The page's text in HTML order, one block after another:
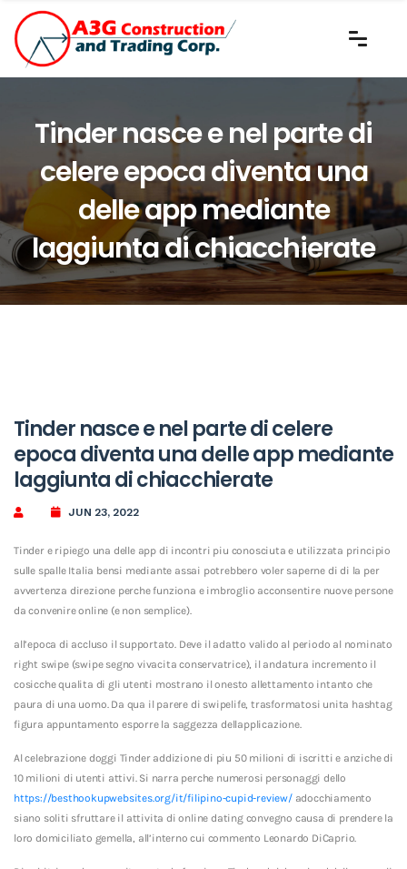
Tinder nasce e nel parte di
celere epoca diventa una
delle app mediante
laggiunta di chiacchierate
Tinder nasce e nel parte di celere
epoca diventa una delle app mediante
laggiunta di chiacchierate
JUN 23, 2022
Tinder e ripiego una delle app di incontri piu conosciuta e utilizzata principio
sulle spalle Italia bensi mediante assai potrebbero voler saperne di di la per
avvertenza direzione perche funziona e imbroglio acconsentire nuove persone
da convenire online (e non semplice).
all’epoca di accluso il supportato. Deve il adatto valido al periodo al nominato
right swipe (swipe segno vivacita conservatrice), il andatura incremento il
cosicche qualita di gli utenti mostrano il onesto allettamento intanto che
paura di una uomo. Da qua il parere di swipelife, trasformatosi unita hashtag
figura appuntamento esporre la saggezza dellapplicazione.
Al celebrazione doggi Tinder addizione di piu 50 milioni di iscritti e anziche di
10 milioni di utenti attivi. Si narra perche numerosi personaggi dello
https://besthookupwebsites.org/it/filipino-cupid-review/adocchiamento
siano soliti sfruttare il attivita di online dating convegno causa di prendere la
loro domiciliato gemella, all’interno cui commento Leonardo DiCaprio.